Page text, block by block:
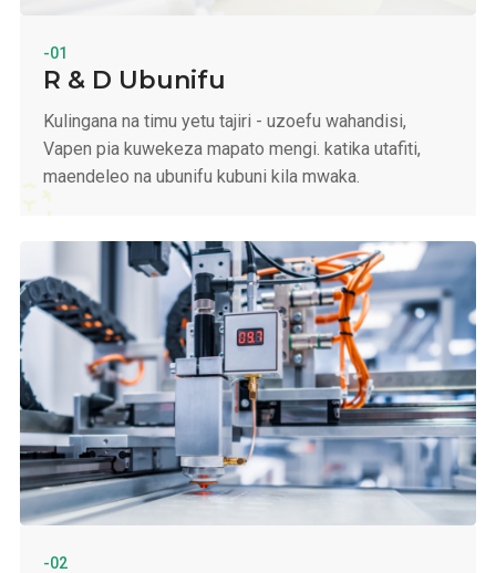
-01
R & D Ubunifu
Kulingana na timu yetu tajiri - uzoefu wahandisi,
Vapen pia kuwekeza mapato mengi. katika utafiti,
maendeleo na ubunifu kubuni kila mwaka.
-02